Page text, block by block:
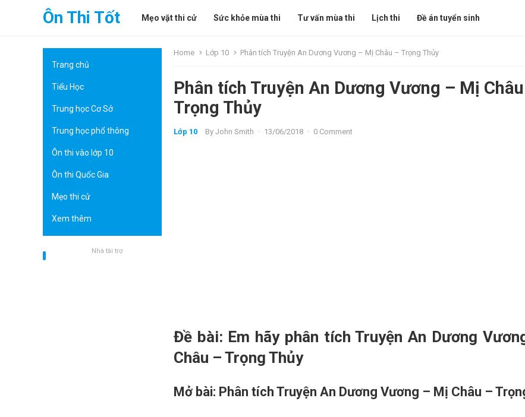
Ôn Thi Tốt Mẹo vặt thi cử Sức khỏe mùa thi Tư vấn mùa thi Lịch thi Đề án tuyển sinh
Trang chủ
Tiểu Học
Trung học Cơ Sở
Trung học phổ thông
Ôn thi vào lớp 10
Ôn thi Quốc Gia
Mẹo thi cử
Xem thêm
Nhà tài trợ
Home Lớp 10 Phân tích Truyện An Dương Vương – Mị Châu – Trọng Thủy
Phân tích Truyện An Dương Vương – Mị
Trọng Thủy
Lớp 10 By John Smith · 13/06/2018 · 0 Comment
Đề bài: Em hãy phân tích Truyện An Dương
Châu – Trọng Thủy
Mở bài: Phân tích Truyện An Dương Vương – Mị Châu –